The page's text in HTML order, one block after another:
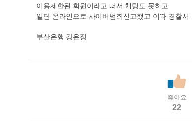
이용제한된 회원이라고 떠서 채팅도 못하고
일단 온라인으로 사이버범죄신고했고 이따 경찰
부산은행 강은정
좋아요
22